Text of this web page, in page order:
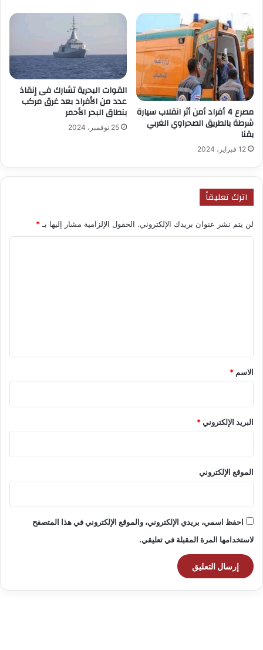
مصرع 4 أفراد أمن أثر انقلاب سيارة
شرطة بالطريق الصحراوي الغربي
بقنا
12 فبراير، 2024
القوات البحرية تشارك فى إنقاذ
عدد من الأفراد بعد غرق مركب
بنطاق البحر الأحمر
25 نوفمبر، 2024
اترك تعليقاً
لن يتم نشر عنوان بريدك الإلكتروني. الحقول الإلزامية مشار إليها بـ *
*
الاسم *
البريد الإلكتروني*
الموقع الإلكتروني
احفظ اسمي، بريدي الإلكتروني، والموقع الإلكتروني في هذا المتصفح
لاستخدامها المرة المقبلة في تعليقي.